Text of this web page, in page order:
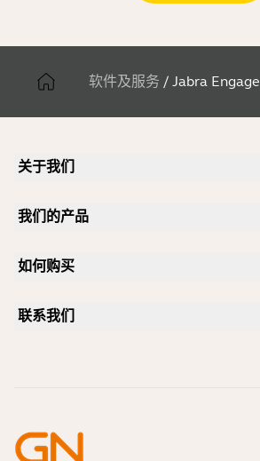
软件及服务 / Jabra
关于我们
人才招聘
新闻稿
我们的产品
全向麦
个人摄像头
如何购买
联系我们
开发者计划
合作伙伴计划